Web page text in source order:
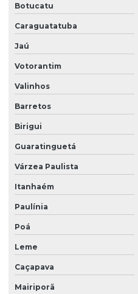
Botucatu
Caraguatatuba
Jaú
Votorantim
Valinhos
Barretos
Birigui
Guaratinguetá
Várzea Paulista
Itanhaém
Paulínia
Poá
Leme
Caçapava
Mairiporã